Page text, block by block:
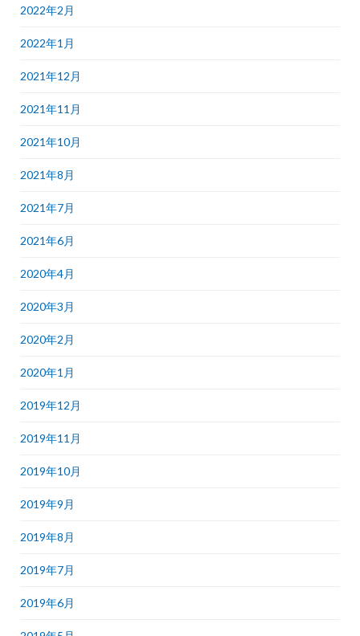
2022年2月
2022年1月
2021年12月
2021年11月
2021年10月
2021年8月
2021年7月
2021年6月
2020年4月
2020年3月
2020年2月
2020年1月
2019年12月
2019年11月
2019年10月
2019年9月
2019年8月
2019年7月
2019年6月